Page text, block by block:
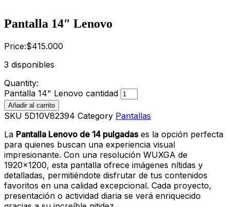
Pantalla 14″ Lenovo
Price:$415.000
3 disponibles
Quantity:
Pantalla 14" Lenovo cantidad
Añadir al carrito
SKU 5D10V82394 Category Pantallas
La Pantalla Lenovo de 14 pulgadases la opción perfecta
para quienes buscan una experiencia visual
impresionante. Con una resolución WUXGA de
1920×1200, esta pantalla ofrece imágenes nítidas y
detalladas, permitiéndote disfrutar de tus contenidos
favoritos en una calidad excepcional. Cada proyecto,
presentación o actividad diaria se verá enriquecido